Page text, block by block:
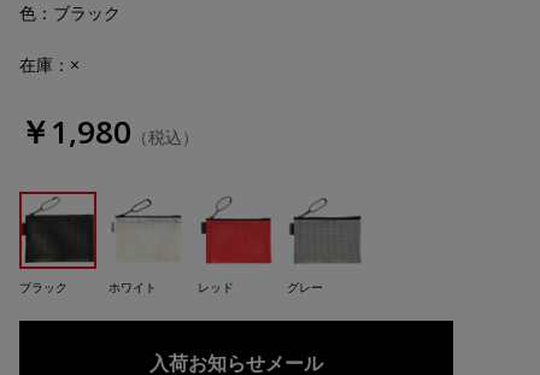
色 ：ブラック
在庫：×
￥1,980 （税込）
ブラック ホワイト レッド グレー